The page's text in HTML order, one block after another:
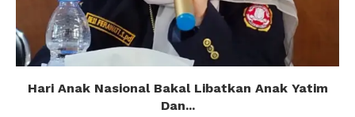
Hari Anak Nasional Bakal Libatkan Anak Yatim
Dan...